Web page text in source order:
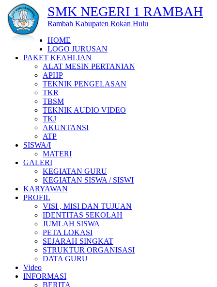
SMK NEGERI 1 RAMBAH
Rambah Kabupaten Rokan Hulu
HOME
LOGO JURUSAN
PAKET KEAHLIAN
ALAT MESIN PERTANIAN
APHP
TEKNIK PENGELASAN
TKR
TBSM
TEKNIK AUDIO VIDEO
TKJ
AKUNTANSI
ATP
SISWA/I
MATERI
GALERI
KEGIATAN GURU
KEGIATAN SISWA / SISWI
KARYAWAN
PROFIL
VISI , MISI DAN TUJUAN
IDENTITAS SEKOLAH
JUMLAH SISWA
PETA LOKASI
SEJARAH SINGKAT
STRUKTUR ORGANISASI
DATA GURU
Video
INFORMASI
BERITA